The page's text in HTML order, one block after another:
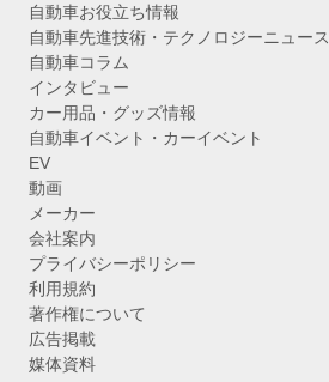
自動車お役立ち情報
自動車先進技術・テクノロジーニュース
自動車コラム
インタビュー
カー用品・グッズ情報
自動車イベント・カーイベント
EV
動画
メーカー
会社案内
プライバシーポリシー
利用規約
著作権について
広告掲載
媒体資料